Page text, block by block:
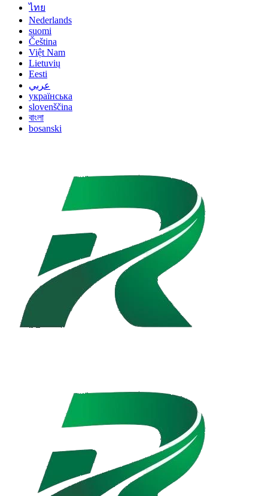
ไทย
Nederlands
suomi
Čeština
Việt Nam
Lietuvių
Eesti
عربي
українська
slovenščina
বাংলা
bosanski